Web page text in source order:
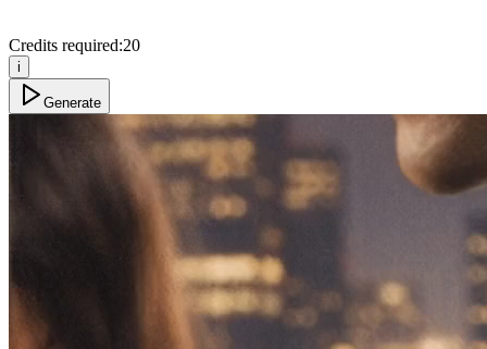
Credits required:20
i
Generate